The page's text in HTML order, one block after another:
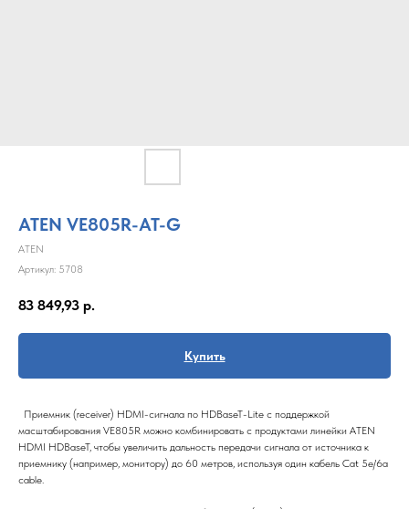
ATEN VE805R-AT-G
ATEN
Артикул: 5708
83 849,93 р.
Купить
Приемник (receiver) HDMI-сигнала по HDBaseT-Lite с поддержкой
масштабирования VE805R можно комбинировать с продуктами линейки ATEN
HDMI HDBaseT, чтобы увеличить дальность передачи сигнала от источника к
приемнику (например, монитору) до 60 метров, используя один кабель Cat 5e/6a
cable.